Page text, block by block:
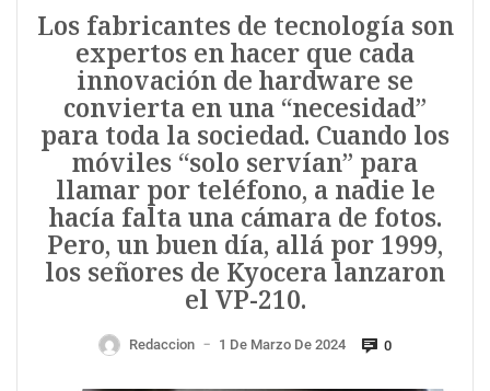
Los fabricantes de tecnología son
expertos en hacer que cada
innovación de hardware se
convierta en una “necesidad”
para toda la sociedad. Cuando los
móviles “solo servían” para
llamar por teléfono, a nadie le
hacía falta una cámara de fotos.
Pero, un buen día, allá por 1999,
los señores de Kyocera lanzaron
el VP-210.
Redaccion — 1 De Marzo De 2024 0